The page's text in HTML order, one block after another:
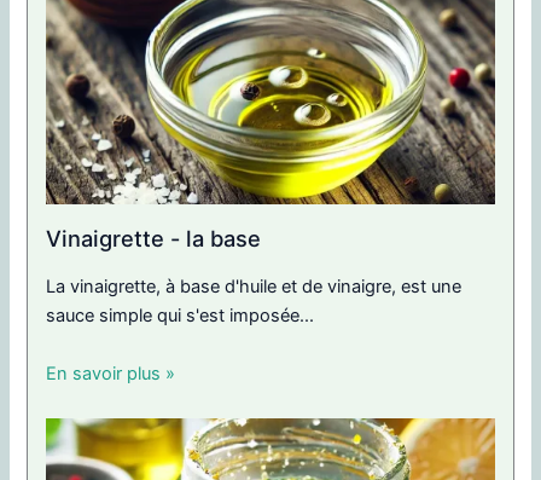
Vinaigrette - la base
La vinaigrette, à base d'huile et de vinaigre, est une
sauce simple qui s'est imposée...
En savoir plus »